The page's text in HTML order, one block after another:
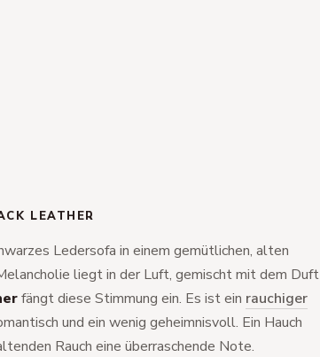
LEATHER
Ledersofa in einem gemütlichen, alten
liegt in der Luft, gemischt mit dem Duft
fängt diese Stimmung ein. Es ist ein rauchiger
und ein wenig geheimnisvoll. Ein Hauch
Rauch eine überraschende Note.